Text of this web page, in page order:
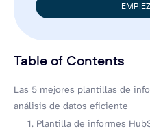
Table of Contents
hide
Las 5 mejores plantillas de
análisis de datos eficiente
1. Plantilla de informes